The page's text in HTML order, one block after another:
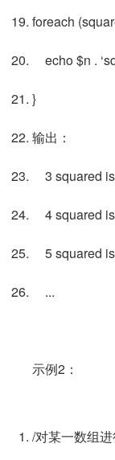
foreach
echo $n .
}
输出：
3 squared
4 squared
5 squared
...
示例2：
/对某一数组